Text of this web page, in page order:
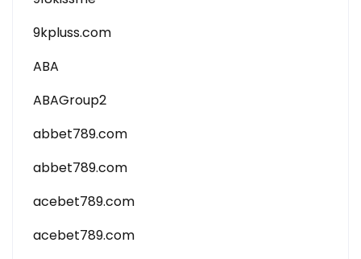
9kpluss.com
ABA
ABAGroup2
abbet789.com
abbet789.com
acebet789.com
acebet789.com